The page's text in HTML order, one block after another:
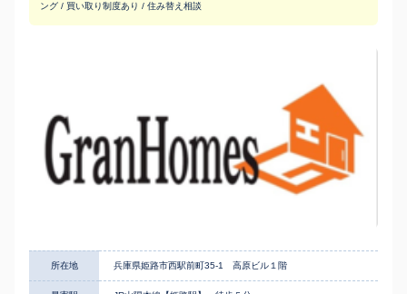
ング / 買い取り制度あり / 住み替え相談
所在地 兵庫県姫路市西駅前町35-1 高原ビル１階